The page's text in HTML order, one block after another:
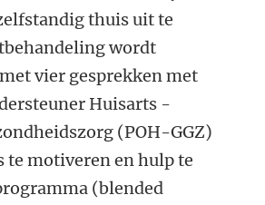
thuis uit te
wordt
vier gesprekken met
Huisarts -
(POH-GGZ)
te motiveren en hulp te
(blended